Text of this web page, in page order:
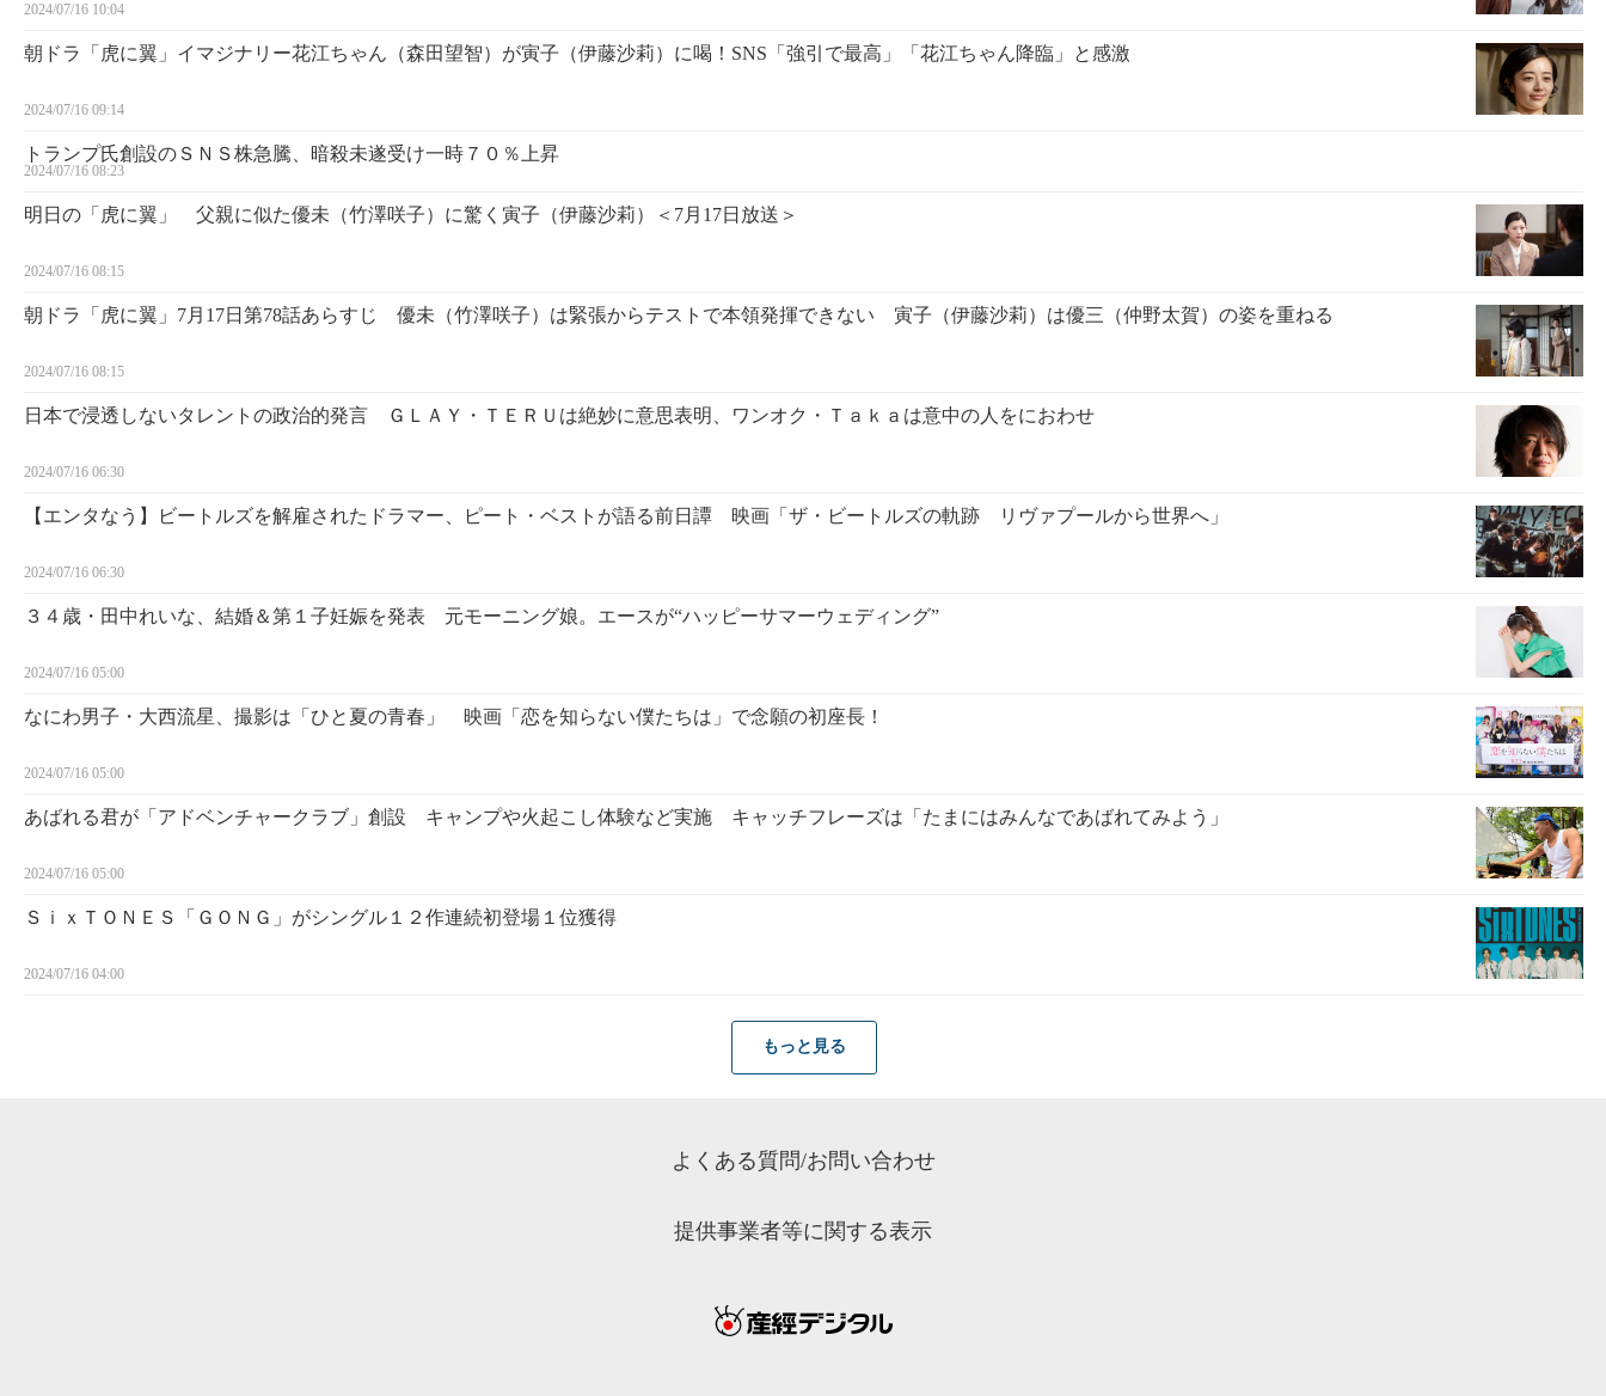
2024/07/16 10:04
朝ドラ「虎に翼」イマジナリー花江ちゃん（森田望智）が寅子（伊藤沙莉）に喝！SNS「強引で最高」「花江ちゃん降臨」と感激
2024/07/16 09:14
トランプ氏創設のＳＮＳ株急騰、暗殺未遂受け一時７０％上昇
2024/07/16 08:23
明日の「虎に翼」 父親に似た優未（竹澤咲子）に驚く寅子（伊藤沙莉）＜7月17日放送＞
2024/07/16 08:15
朝ドラ「虎に翼」7月17日第78話あらすじ 優未（竹澤咲子）は緊張からテストで本領発揮できない 寅子（伊藤沙莉）は優三（仲野太賀）の姿を重ねる
2024/07/16 08:15
日本で浸透しないタレントの政治的発言 ＧＬＡＹ・ＴＥＲＵは絶妙に意思表明、ワンオク・Ｔａｋａは意中の人をにおわせ
2024/07/16 06:30
【エンタなう】ビートルズを解雇されたドラマー、ピート・ベストが語る前日譚 映画「ザ・ビートルズの軌跡 リヴァプールから世界へ」
2024/07/16 06:30
３４歳・田中れいな、結婚＆第１子妊娠を発表 元モーニング娘。エースが“ハッピーサマーウェディング”
2024/07/16 05:00
なにわ男子・大西流星、撮影は「ひと夏の青春」 映画「恋を知らない僕たちは」で念願の初座長！
2024/07/16 05:00
あばれる君が「アドベンチャークラブ」創設 キャンプや火起こし体験など実施 キャッチフレーズは「たまにはみんなであばれてみよう」
2024/07/16 05:00
ＳｉｘＴＯＮＥＳ「ＧＯＮＧ」がシングル１２作連続初登場１位獲得
2024/07/16 04:00
もっと見る
よくある質問/お問い合わせ
提供事業者等に関する表示